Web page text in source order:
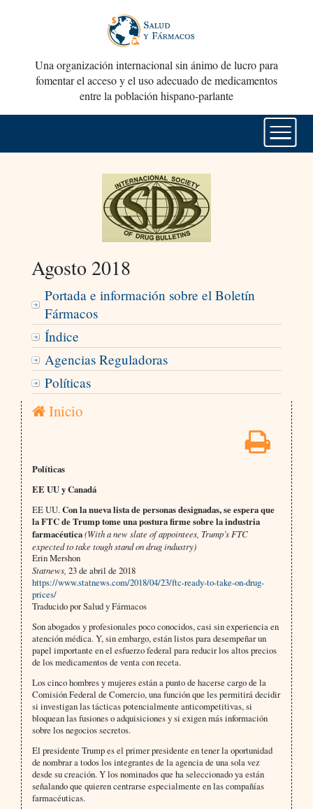
Una organización internacional sin ánimo de lucro para
fomentar el acceso y el uso adecuado de medicamentos
entre la población hispano-parlante
Agosto 2018
Portada e información sobre el Boletín
Fármacos
Índice
Agencias Reguladoras
Políticas
Inicio
Políticas
EE UU y Canadá
EE UU.Con la nueva lista de personas designadas, se espera que
la FTC de Trump tome una postura firme sobre la industria
farmacéutica(With a new slate of appointees, Trump’s FTC
expected to take tough stand on drug industry)
Erin Mershon
Statnews, 23 de abril de 2018
https://www.statnews.com/2018/04/23/ftc-ready-to-take-on-drug-
prices/
Traducido por Salud y Fármacos
Son abogados y profesionales poco conocidos, casi sin experiencia en
atención médica. Y, sin embargo, están listos para desempeñar un
papel importante en el esfuerzo federal para reducir los altos precios
de los medicamentos de venta con receta.
Los cinco hombres y mujeres están a punto de hacerse cargo de la
Comisión Federal de Comercio, una función que les permitirá decidir
si investigan las tácticas potencialmente anticompetitivas, si
bloquean las fusiones o adquisiciones y si exigen más información
sobre los negocios secretos.
El presidente Trump es el primer presidente en tener la oportunidad
de nombrar a todos los integrantes de la agencia de una sola vez
desde su creación. Y los nominados que ha seleccionado ya están
señalando que quieren centrarse especialmente en las compañías
farmacéuticas.